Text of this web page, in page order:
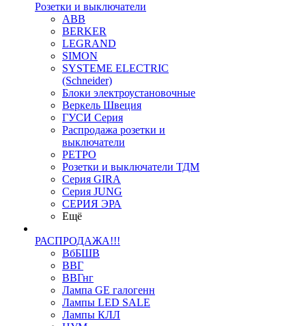
Розетки и выключатели
ABB
BERKER
LEGRAND
SIMON
SYSTEME ELECTRIC
(Schneider)
Блоки электроустановочные
Веркель Швеция
ГУСИ Серия
Распродажа розетки и
выключатели
РЕТРО
Розетки и выключатели ТДМ
Серия GIRA
Серия JUNG
СЕРИЯ ЭРА
Ещё
РАСПРОДАЖА!!!
ВбБШВ
ВВГ
ВВГнг
Лампа GE галогенн
Лампы LED SALE
Лампы КЛЛ